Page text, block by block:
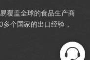
覆盖全球的食品生产商
个国家的出口经验，